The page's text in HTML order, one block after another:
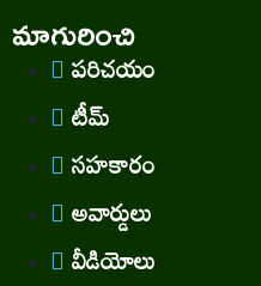
మాగురించి
పరిచయం
టీమ్
సహకారం
అవార్డులు
వీడియోలు